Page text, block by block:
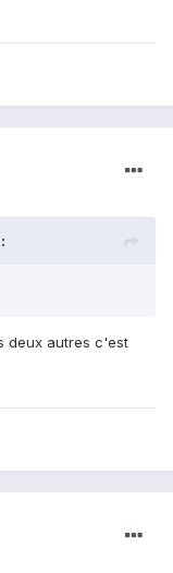
deux autres c'est